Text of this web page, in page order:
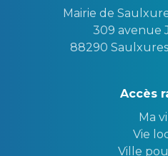
Mairie de
309 avenue
88290
Accès
Ma
Vie
Ville